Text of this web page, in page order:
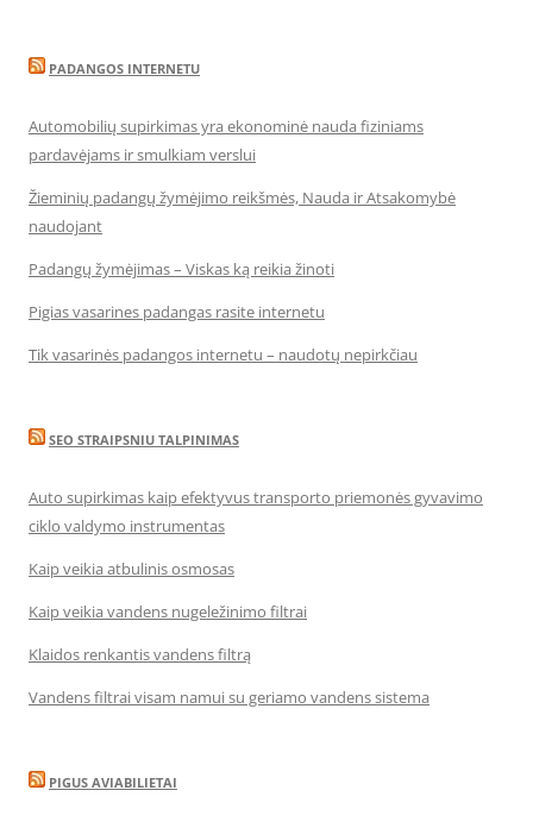
PADANGOS INTERNETU
Automobilių supirkimas yra ekonominė nauda fiziniams
pardavėjams ir smulkiam verslui
Žieminių padangų žymėjimo reikšmės, Nauda ir Atsakomybė
naudojant
Padangų žymėjimas – Viskas ką reikia žinoti
Pigias vasarines padangas rasite internetu
Tik vasarinės padangos internetu – naudotų nepirkčiau
SEO STRAIPSNIU TALPINIMAS
Auto supirkimas kaip efektyvus transporto priemonės gyvavimo
ciklo valdymo instrumentas
Kaip veikia atbulinis osmosas
Kaip veikia vandens nugeležinimo filtrai
Klaidos renkantis vandens filtrą
Vandens filtrai visam namui su geriamo vandens sistema
PIGUS AVIABILIETAI